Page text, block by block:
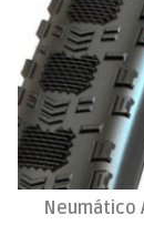
Neumático